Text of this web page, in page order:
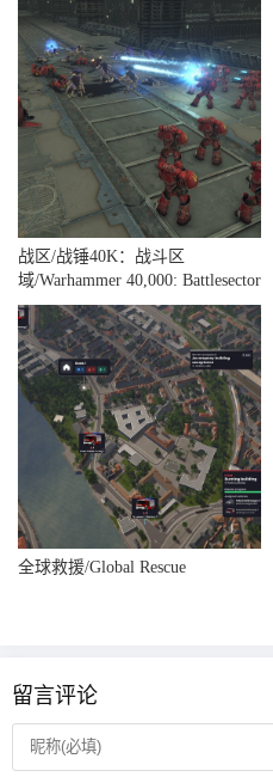
战区/战锤40K：战斗区
域/Warhammer 40,000: Battlesector
全球救援/Global Rescue
留言评论